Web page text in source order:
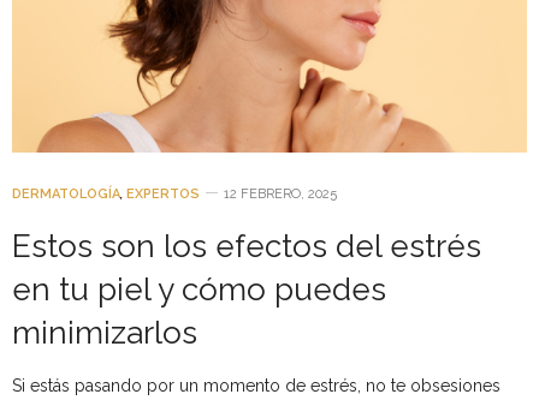
DERMATOLOGÍA, EXPERTOS 12 FEBRERO, 2025
Estos son los efectos del estrés
en tu piel y cómo puedes
minimizarlos
Si estás pasando por un momento de estrés, no te obsesiones